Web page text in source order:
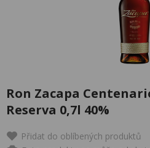
Ron Zacapa
Reserva 0,7l 40%
Přidat do oblíbených produktů